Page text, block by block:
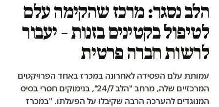
הלב נסגר: מרכז שהקימה עלם
לטיפול בקטינים בזנות – יעבור
לרשות חברה פרטית
עמותת עלם הפסידה לאחרונה במכרז באחד הפרויקטים
המרכזיים שלה, מרחב "הלב 24/7", בנימוקים חסרי בסיס
המנוגדים להערכה הרבה שקיבלו על הפעלתו. "במכרז